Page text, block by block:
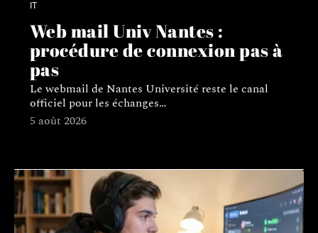
IT
Web mail Univ Nantes :
procédure de connexion pas à
pas
Le webmail de Nantes Université reste le canal
officiel pour les échanges…
5 août 2026